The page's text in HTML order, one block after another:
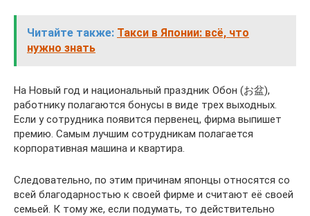
Читайте также: Такси в Японии: всё, что
нужно знать
На Новый год и национальный праздник Обон (お盆),
работнику полагаются бонусы в виде трех выходных.
Если у сотрудника появится первенец, фирма выпишет
премию. Самым лучшим сотрудникам полагается
корпоративная машина и квартира.
Следовательно, по этим причинам японцы относятся со
всей благодарностью к своей фирме и считают её своей
семьей. К тому же, если подумать, то действительно